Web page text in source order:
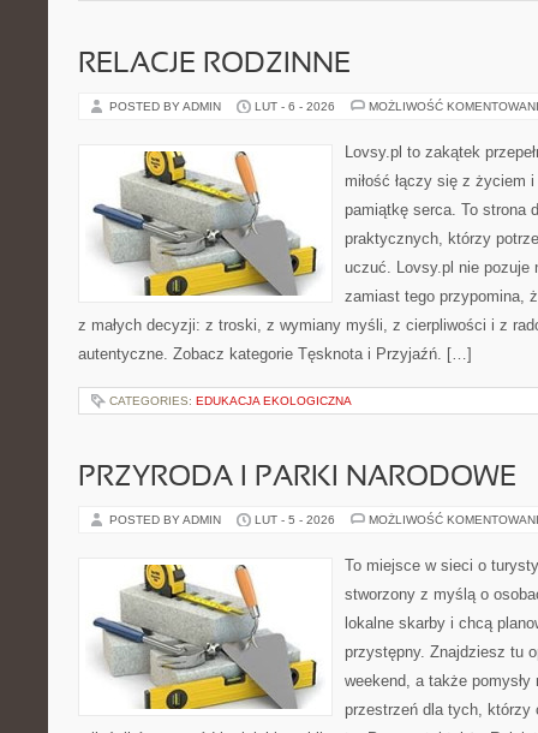
RELACJE RODZINNE
POSTED BY ADMIN LUT - 6 - 2026 MOŻLIWOŚĆ
Lovsy.pl to zakątek
miłość łączy się z życiem
pamiątkę serca. To strona
praktycznych, którzy
uczuć. Lovsy.pl nie pozuje
zamiast tego przypomina,
z małych decyzji: z troski, z wymiany myśli, z cierpliwości i z
autentyczne. Zobacz kategorie Tęsknota i Przyjaźń. […]
CATEGORIES: EDUKACJA EKOLOGICZNA
PRZYRODA I PARKI NARODOWE
POSTED BY ADMIN LUT - 5 - 2026 MOŻLIWOŚĆ
To miejsce w sieci o
stworzony z myślą o
lokalne skarby i chcą
przystępny. Znajdziesz tu
weekend, a także
przestrzeń dla tych, którzy